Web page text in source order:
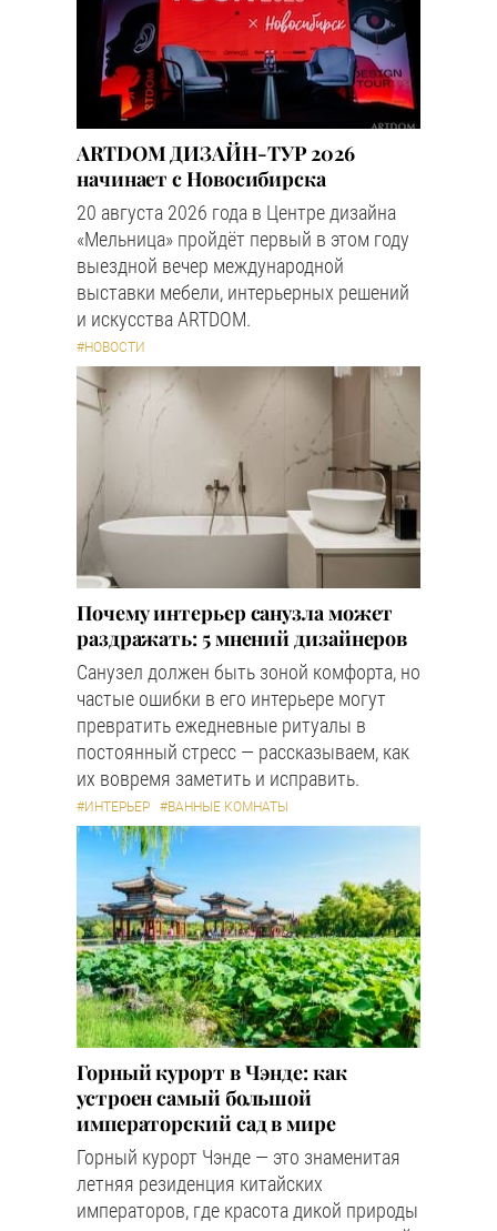
ARTDOM ДИЗАЙН-ТУР 2026
начинает с Новосибирска
20 августа 2026 года в Центре дизайна
«Мельница» пройдёт первый в этом году
выездной вечер международной
выставки мебели, интерьерных решений
и искусства ARTDOM.
#НОВОСТИ
Почему интерьер санузла может
раздражать: 5 мнений дизайнеров
Санузел должен быть зоной комфорта, но
частые ошибки в его интерьере могут
превратить ежедневные ритуалы в
постоянный стресс — рассказываем, как
их вовремя заметить и исправить.
#ИНТЕРЬЕР #ВАННЫЕ КОМНАТЫ
Горный курорт в Чэнде: как
устроен самый большой
императорский сад в мире
Горный курорт Чэнде — это знаменитая
летняя резиденция китайских
императоров, где красота дикой природы